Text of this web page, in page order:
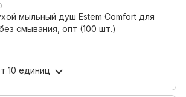
мыльный душ Estem Comfort для
смывания, опт (100 шт.)
10 единиц